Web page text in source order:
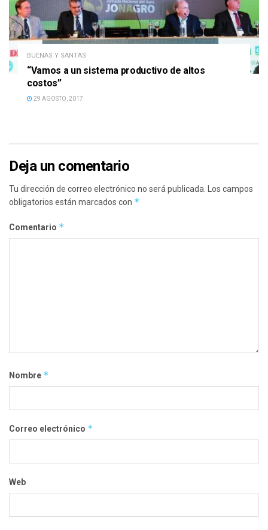
BUENAS Y SANTAS
“Vamos a un sistema productivo de altos
costos”
29 AGOSTO, 2017
Deja un comentario
Tu dirección de correo electrónico no será publicada.
Los campos
obligatorios están marcados con *
Comentario *
Nombre *
Correo electrónico *
Web